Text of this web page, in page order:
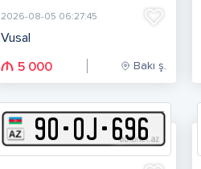
2026-08-05 06:27:45
Vusal
5 000 Bakı ş.
90-OJ-696